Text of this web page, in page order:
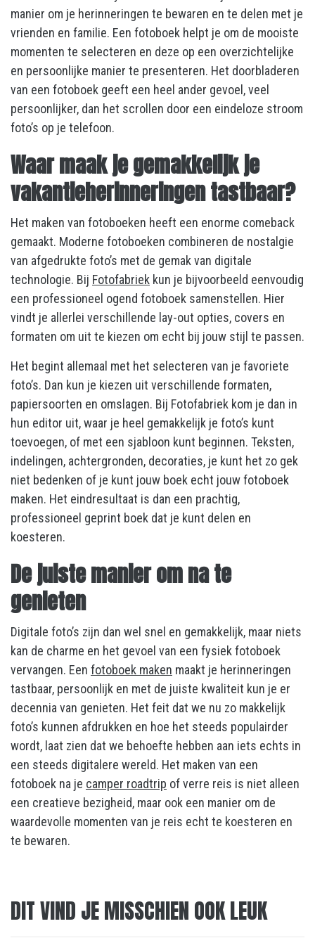
manier om je herinneringen te bewaren en te delen met je
vrienden en familie. Een fotoboek helpt je om de mooiste
momenten te selecteren en deze op een overzichtelijke
en persoonlijke manier te presenteren. Het doorbladeren
van een fotoboek geeft een heel ander gevoel, veel
persoonlijker, dan het scrollen door een eindeloze stroom
foto’s op je telefoon.
Waar maak je gemakkelijk je
vakantieherinneringen tastbaar?
Het maken van fotoboeken heeft een enorme comeback
gemaakt. Moderne fotoboeken combineren de nostalgie
van afgedrukte foto’s met de gemak van digitale
technologie. Bij Fotofabriek kun je bijvoorbeeld eenvoudig
een professioneel ogend fotoboek samenstellen. Hier
vindt je allerlei verschillende lay-out opties, covers en
formaten om uit te kiezen om echt bij jouw stijl te passen.
Het begint allemaal met het selecteren van je favoriete
foto’s. Dan kun je kiezen uit verschillende formaten,
papiersoorten en omslagen. Bij Fotofabriek kom je dan in
hun editor uit, waar je heel gemakkelijk je foto’s kunt
toevoegen, of met een sjabloon kunt beginnen. Teksten,
indelingen, achtergronden, decoraties, je kunt het zo gek
niet bedenken of je kunt jouw boek echt jouw fotoboek
maken. Het eindresultaat is dan een prachtig,
professioneel geprint boek dat je kunt delen en
koesteren.
De juiste manier om na te
genieten
Digitale foto’s zijn dan wel snel en gemakkelijk, maar niets
kan de charme en het gevoel van een fysiek fotoboek
vervangen. Een fotoboek maken maakt je herinneringen
tastbaar, persoonlijk en met de juiste kwaliteit kun je er
decennia van genieten. Het feit dat we nu zo makkelijk
foto’s kunnen afdrukken en hoe het steeds populairder
wordt, laat zien dat we behoefte hebben aan iets echts in
een steeds digitalere wereld. Het maken van een
fotoboek na je camper roadtrip of verre reis is niet alleen
een creatieve bezigheid, maar ook een manier om de
waardevolle momenten van je reis echt te koesteren en
te bewaren.
DIT VIND JE MISSCHIEN OOK LEUK